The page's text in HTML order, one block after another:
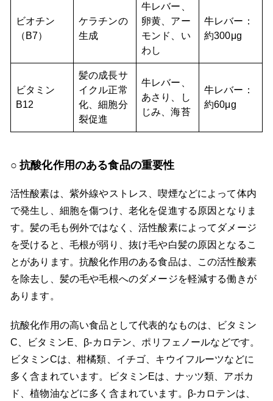
ビオチン
（B7）
ケラチンの
生成
牛レバー、
卵黄、アー
モンド、い
わし
牛レバー：
約300μg
ビタミン
B12
髪の成長サ
イクル正常
化、細胞分
裂促進
牛レバー、
あさり、し
じみ、海苔
牛レバー：
約60μg
抗酸化作用のある食品の重要性
活性酸素は、紫外線やストレス、喫煙などによって体内
で発生し、細胞を傷つけ、老化を促進する原因となりま
す。髪の毛も例外ではなく、活性酸素によってダメージ
を受けると、毛根が弱り、抜け毛や白髪の原因となるこ
とがあります。抗酸化作用のある食品は、この活性酸素
を除去し、髪の毛や毛根へのダメージを軽減する働きが
あります。
抗酸化作用の高い食品として代表的なものは、ビタミン
C、ビタミンE、β-カロテン、ポリフェノールなどです。
ビタミンCは、柑橘類、イチゴ、キウイフルーツなどに
多く含まれています。ビタミンEは、ナッツ類、アボカ
ド、植物油などに多く含まれています。β-カロテンは、